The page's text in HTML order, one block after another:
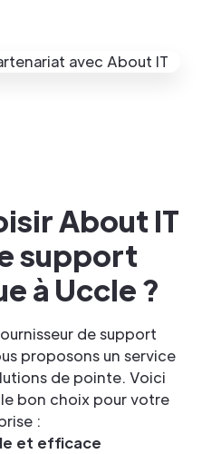
About IT
support
à Uccle ?
de support
proposons un service
de pointe. Voici
bon choix pour votre
:
et efficace